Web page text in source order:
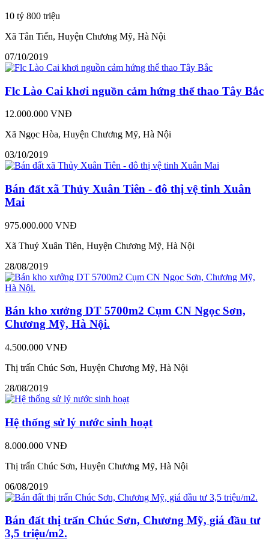
10 tỷ 800 triệu
Xã Tân Tiến, Huyện Chương Mỹ, Hà Nội
07/10/2019
Flc Lào Cai khơi nguồn cảm hứng thể thao Tây Bắc
12.000.000 VNĐ
Xã Ngọc Hòa, Huyện Chương Mỹ, Hà Nội
03/10/2019
Bán đất xã Thủy Xuân Tiên - đô thị vệ tinh Xuân
Mai
975.000.000 VNĐ
Xã Thuỷ Xuân Tiên, Huyện Chương Mỹ, Hà Nội
28/08/2019
Bán kho xưởng DT 5700m2 Cụm CN Ngọc Sơn,
Chương Mỹ, Hà Nội.
4.500.000 VNĐ
Thị trấn Chúc Sơn, Huyện Chương Mỹ, Hà Nội
28/08/2019
Hệ thống sử lý nước sinh hoạt
8.000.000 VNĐ
Thị trấn Chúc Sơn, Huyện Chương Mỹ, Hà Nội
06/08/2019
Bán đất thị trấn Chúc Sơn, Chương Mỹ, giá đầu tư
3,5 triệu/m2.